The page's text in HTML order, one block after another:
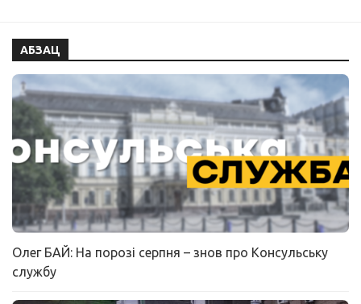
АБЗАЦ
Олег БАЙ: На порозі серпня – знов про Консульську
службу